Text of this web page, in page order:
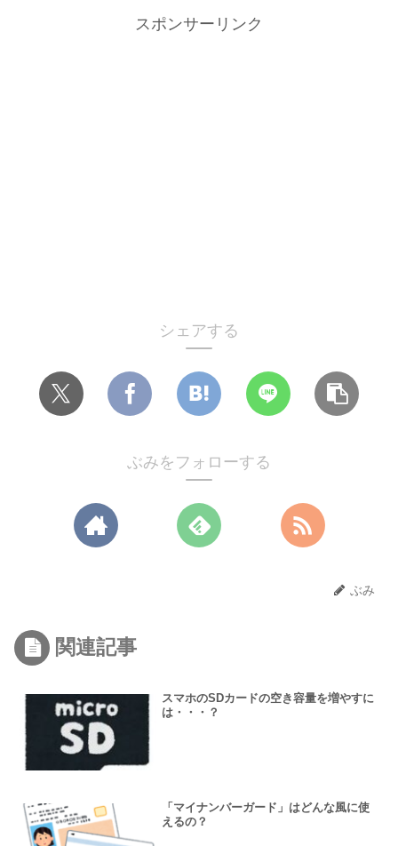
スポンサーリンク
シェアする
ぶみをフォローする
ぶみ
関連記事
スマホのSDカードの空き容量を増やすに
は・・・？
「マイナンバーガード」はどんな風に使
えるの？